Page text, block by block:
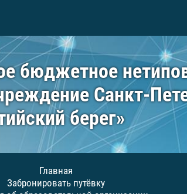
бюджетное
Санкт-
берег»
Главная
Забронировать путёвку